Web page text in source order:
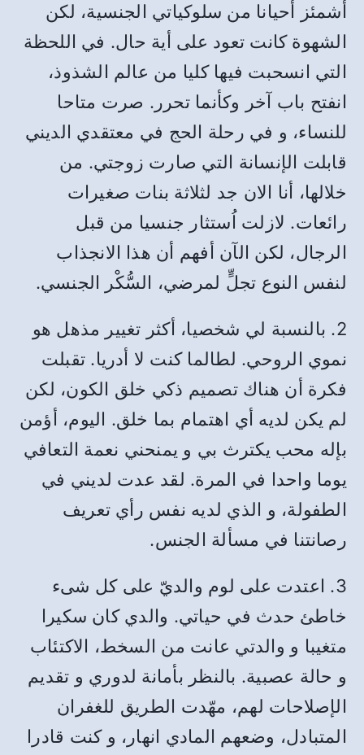
أشمئز أحيانا من سلوكياتي الجنسية، لكن
الشهوة كانت تعود على أية حال. في اللحظة
التي انسحبت فيها كليا من عالم الشذوذ،
انفتح باب آخر وكأنما تحرر. صرت متاحا
للنساء، و في رحلة الحج في معتقدي الديني
قابلت الإنسانة التي صارت زوجتي. من
خلالها، أنا الان جد لثلاثة بنات صغيرات
رائعات. لازلت اُستثار جنسيا من قبل
الرجال، لكن الآن أفهم أن هذا الانجذاب
لنفس النوع تجلٍّ لمرضي، السُّكْر الجنسي.
2. بالنسبة لي شخصيا، أكثر تغيير مذهل هو
نموي الروحي. لطالما كنت لا أدريا. تقبلت
فكرة أن هناك تصميم ذكي خلق الكون، لكن
لم يكن لديه أي اهتمام بما خلق. اليوم، أؤمن
بإله محب يكترث بي و يمنحني نعمة التعافي
يوما واحدا في المرة. لقد عدت لديني في
الطفولة، و الذي لديه نفس رأي تعريف
رصانتنا في مسألة الجنس.
3. اعتدت على لوم والديّ على كل شىء
خاطئ حدث في حياتي. والدي كان سكيرا
متغيبا و والدتي عانت من السخط، الاكتئاب
و حالة عصبية. بالنظر بأمانة لدوري و تقديم
الإصلاحات لهم، مهّدت الطريق للغفران
المتبادل، وضعهم المادي انهار، و كنت قادرا